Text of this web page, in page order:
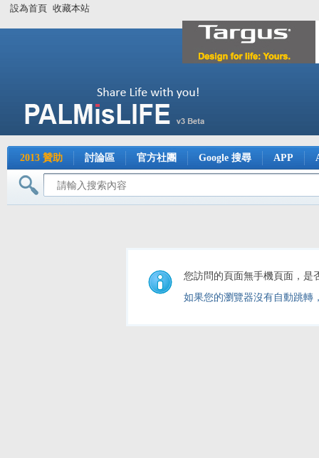
設為首頁 收藏本站
2013 贊助 討論區 官方社團 Google 搜尋 APP
您訪問的頁面無手機頁面，是
如果您的瀏覽器沒有自動跳轉